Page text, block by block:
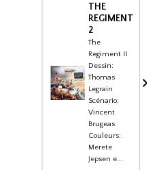
THE
REGIMENT
2
The
Regiment II
Dessin:
Thomas
Legrain
Scénario:
Vincent
Brugeas
Couleurs:
Merete
Jepsen e...